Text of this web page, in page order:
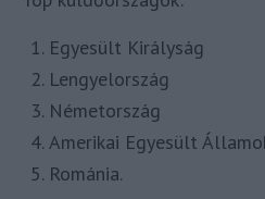
Egyesült Királyság
Lengyelország
Németország
Amerikai Egyesült
Románia.